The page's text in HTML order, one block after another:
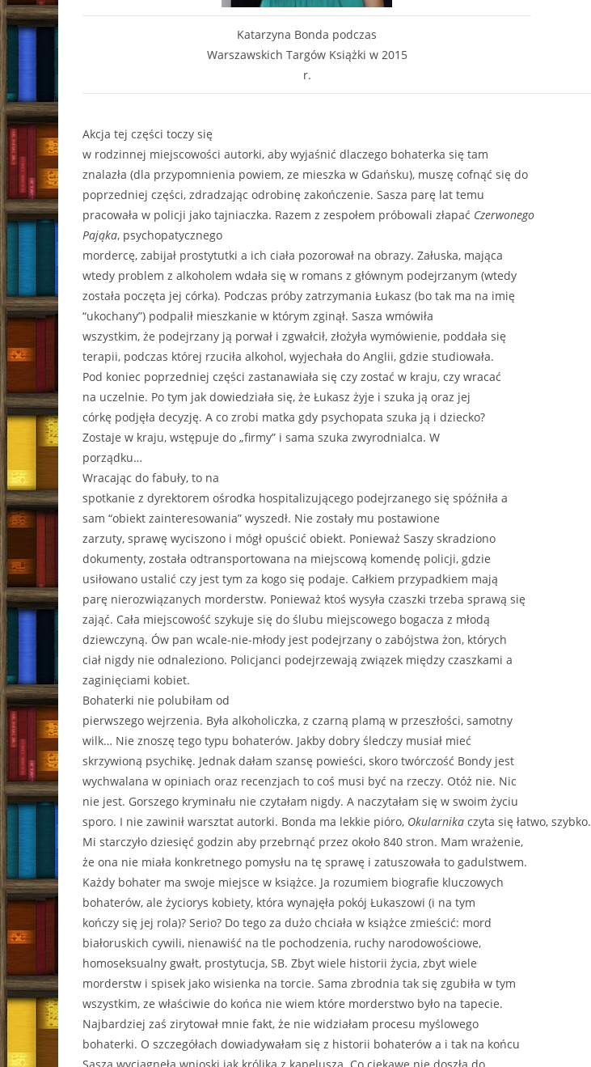
Katarzyna Bonda podczas
Warszawskich Targów Książki w 2015
r.
Akcja tej części toczy się
w rodzinnej miejscowości autorki, aby wyjaśnić dlaczego bohaterka się tam
znalazła (dla przypomnienia powiem, ze mieszka w Gdańsku), muszę cofnąć się do
poprzedniej części, zdradzając odrobinę zakończenie. Sasza parę lat temu
pracowała w policji jako tajniaczka. Razem z zespołem próbowali złapać Czerwonego
Pająka, psychopatycznego
mordercę, zabijał prostytutki a ich ciała pozorował na obrazy. Załuska, mająca
wtedy problem z alkoholem wdała się w romans z głównym podejrzanym (wtedy
została poczęta jej córka). Podczas próby zatrzymania Łukasz (bo tak ma na imię
“ukochany”) podpalił mieszkanie w którym zginął. Sasza wmówiła
wszystkim, że podejrzany ją porwał i zgwałcił, złożyła wymówienie, poddała się
terapii, podczas której rzuciła alkohol, wyjechała do Anglii, gdzie studiowała.
Pod koniec poprzedniej części zastanawiała się czy zostać w kraju, czy wracać
na uczelnie. Po tym jak dowiedziała się, że Łukasz żyje i szuka ją oraz jej
córkę podjęła decyzję. A co zrobi matka gdy psychopata szuka ją i dziecko?
Zostaje w kraju, wstępuje do „firmy” i sama szuka zwyrodnialca. W
porządku…
Wracając do fabuły, to na
spotkanie z dyrektorem ośrodka hospitalizującego podejrzanego się spóźniła a
sam “obiekt zainteresowania” wyszedł. Nie zostały mu postawione
zarzuty, sprawę wyciszono i mógł opuścić obiekt. Ponieważ Saszy skradziono
dokumenty, została odtransportowana na miejscową komendę policji, gdzie
usiłowano ustalić czy jest tym za kogo się podaje. Całkiem przypadkiem mają
parę nierozwiązanych morderstw. Ponieważ ktoś wysyła czaszki trzeba sprawą się
zająć. Cała miejscowość szykuje się do ślubu miejscowego bogacza z młodą
dziewczyną. Ów pan wcale-nie-młody jest podejrzany o zabójstwa żon, których
ciał nigdy nie odnaleziono. Policjanci podejrzewają związek między czaszkami a
zaginięciami kobiet.
Bohaterki nie polubiłam od
pierwszego wejrzenia. Była alkoholiczka, z czarną plamą w przeszłości, samotny
wilk… Nie znoszę tego typu bohaterów. Jakby dobry śledczy musiał mieć
skrzywioną psychikę. Jednak dałam szansę powieści, skoro twórczość Bondy jest
wychwalana w opiniach oraz recenzjach to coś musi być na rzeczy. Otóż nie. Nic
nie jest. Gorszego kryminału nie czytałam nigdy. A naczytałam się w swoim życiu
sporo. I nie zawinił warsztat autorki. Bonda ma lekkie pióro, Okularnika czyta się łatwo, szybko.
Mi starczyło dziesięć godzin aby przebrnąć przez około 840 stron. Mam wrażenie,
że ona nie miała konkretnego pomysłu na tę sprawę i zatuszowała to gadulstwem.
Każdy bohater ma swoje miejsce w książce. Ja rozumiem biografie kluczowych
bohaterów, ale życiorys kobiety, która wynajęła pokój Łukaszowi (i na tym
kończy się jej rola)? Serio? Do tego za dużo chciała w książce zmieścić: mord
białoruskich cywili, nienawiść na tle pochodzenia, ruchy narodowościowe,
homoseksualny gwałt, prostytucja, SB. Zbyt wiele historii życia, zbyt wiele
morderstw i spisek jako wisienka na torcie. Sama zbrodnia tak się zgubiła w tym
wszystkim, ze właściwie do końca nie wiem które morderstwo było na tapecie.
Najbardziej zaś zirytował mnie fakt, że nie widziałam procesu myślowego
bohaterki. O szczegółach dowiadywałam się z historii bohaterów a i tak na końcu
Sasza wyciągnęła wnioski jak królika z kapelusza. Co ciekawe nie doszła do